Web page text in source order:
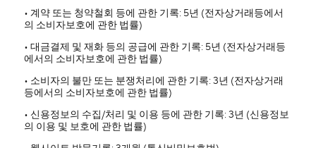
• 계약 또는 청약철회 등에 관한 기록: 5년 (전자상거래등에서
의 소비자보호에 관한 법률)
• 대금결제 및 재화 등의 공급에 관한 기록: 5년 (전자상거래등
에서의 소비자보호에 관한 법률)
• 소비자의 불만 또는 분쟁처리에 관한 기록: 3년 (전자상거래
등에서의 소비자보호에 관한 법률)
• 신용정보의 수집/처리 및 이용 등에 관한 기록: 3년 (신용정보
의 이용 및 보호에 관한 법률)